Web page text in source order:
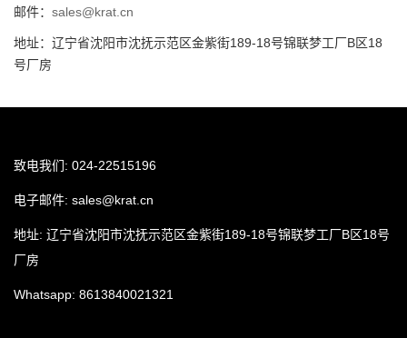
邮件： sales@krat.cn
地址：辽宁省沈阳市沈抚示范区金紫街189-18号锦联梦工厂B区18
号厂房
致电我们: 024-22515196
电子邮件: sales@krat.cn
地址: 辽宁省沈阳市沈抚示范区金紫街189-18号锦联梦工厂B区18号
厂房
Whatsapp: 8613840021321